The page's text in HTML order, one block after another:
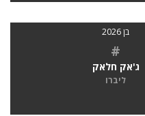
בן 2026
#
ג'אק חלאק
ליברו